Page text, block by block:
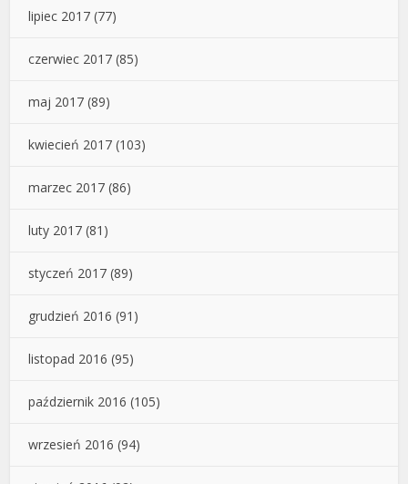
lipiec 2017 (77)
czerwiec 2017 (85)
maj 2017 (89)
kwiecień 2017 (103)
marzec 2017 (86)
luty 2017 (81)
styczeń 2017 (89)
grudzień 2016 (91)
listopad 2016 (95)
październik 2016 (105)
wrzesień 2016 (94)